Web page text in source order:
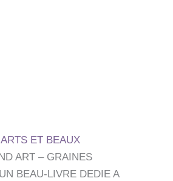
ARTS ET BEAUX
ART – GRAINES
BEAU-LIVRE DEDIE A